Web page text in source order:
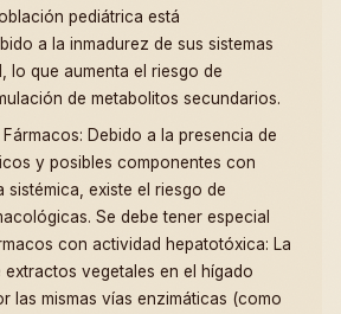
pediátrica está
a la inmadurez de sus sistemas
lo que aumenta el riesgo de
de metabolitos secundarios.
Debido a la presencia de
y posibles componentes con
existe el riesgo de
Se debe tener especial
con actividad hepatotóxica: La
vegetales en el hígado
las mismas vías enzimáticas (como